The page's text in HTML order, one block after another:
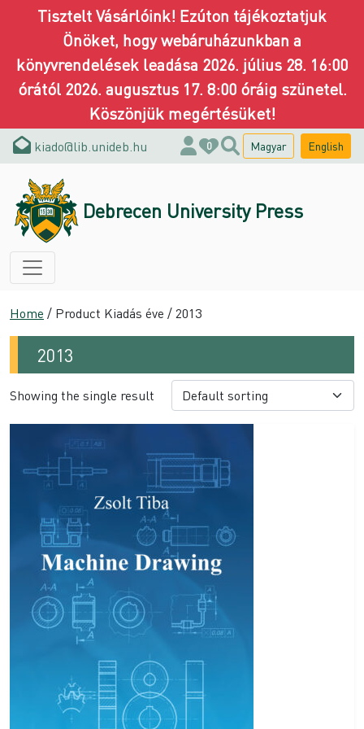
Tisztelt Vásárlóink! Ezúton tájékoztatjuk
Önöket, hogy webáruházunkban a
könyvrendelések leadása 2026. július 28. 16:00
órától 2026. augusztus 17. 8:00 óráig szünetel.
Köszönjük megértésüket!
kiado@lib.unideb.hu 0 Magyar English
Debrecen University Press
Home / Product Kiadás éve / 2013
2013
Showing the single result